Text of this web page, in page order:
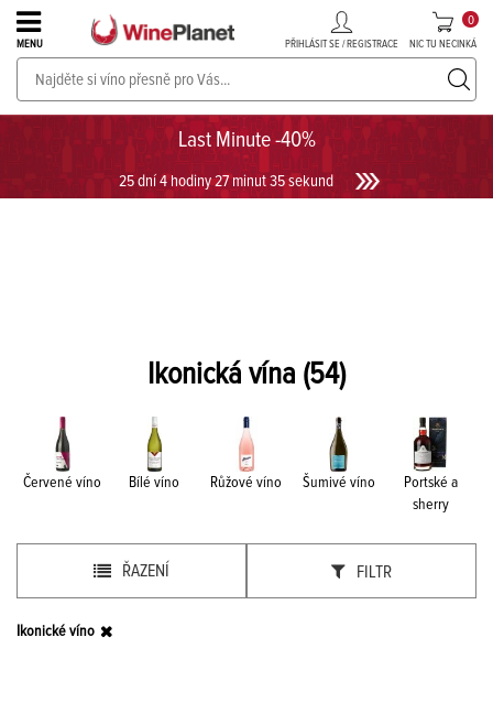
Last Minute -40%
25 dní 4 hodiny 27 minut 35 sekund
MENU PŘIHLÁSIT SE / REGISTRACE NIC TU NECINKÁ
0
PROSECCO v akci až do -30%!UKÁZAT PROSECCO
Ikonická vína (54)
Červené víno Bílé víno Růžové víno Šumivé víno
Portské a
sherry
ŘAZENÍ FILTR
Ikonické víno